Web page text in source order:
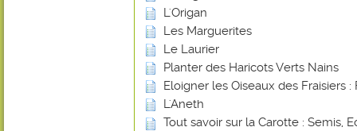
L'Origan
Les Marguerites
Le Laurier
Planter des Haricots Verts Nains
Eloigner les Oiseaux des Fraisiers :
L'Aneth
Tout savoir sur la Carotte : Semis,